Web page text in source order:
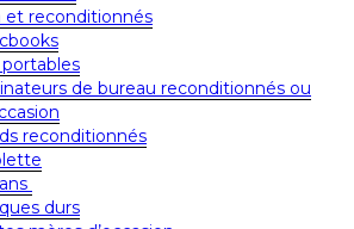
et reconditionnés
portables
de bureau reconditionnés ou
reconditionnés
durs